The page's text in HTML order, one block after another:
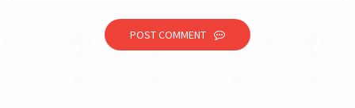
POST COMMENT